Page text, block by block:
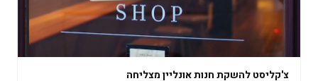
צ'קליסט להשקת חנות אונליין מצליחה